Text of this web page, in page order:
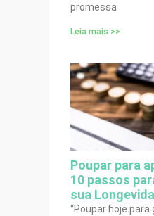
promessa
Leia mais >>
Poupar para
10 passos
sua
“Poupar hoje para